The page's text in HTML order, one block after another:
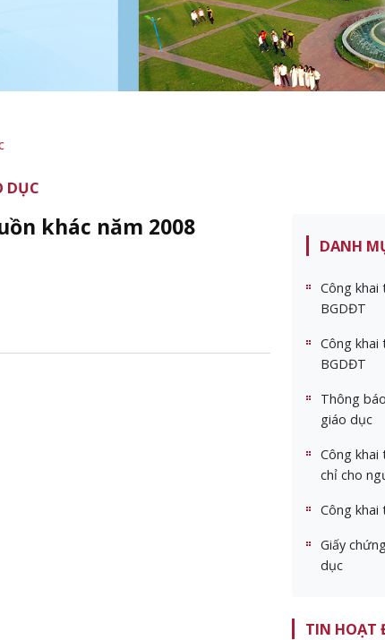
DỤC
khác năm 2008
DANH
Công
BGDĐT
Công
BGDĐT
Thông
giáo dục
Công
chỉ cho
Công
Giấy
dục
TIN HOẠT